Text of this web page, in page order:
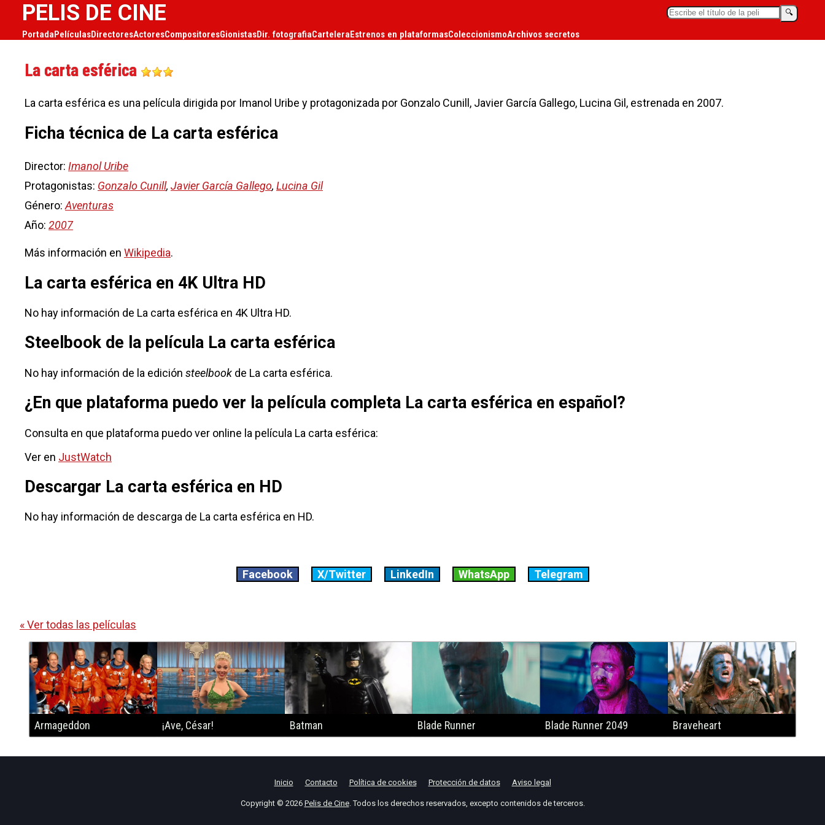
PELIS DE CINE 🔍︎
PortadaPelículasDirectoresActoresCompositoresGionistasDir. fotografiaCarteleraEstrenos en plataformasColeccionismoArchivos secretos
La carta esférica
La carta esférica es una película dirigida por Imanol Uribe y protagonizada por Gonzalo Cunill, Javier García Gallego, Lucina Gil, estrenada en 2007.
Ficha técnica de La carta esférica
Director: Imanol Uribe
Protagonistas: Gonzalo Cunill, Javier García Gallego, Lucina Gil
Género:Aventuras
Año: 2007
Más información en Wikipedia.
La carta esférica en 4K Ultra HD
No hay información de La carta esférica en 4K Ultra HD.
Steelbook de la película La carta esférica
No hay información de la edición steelbook de La carta esférica.
¿En que plataforma puedo ver la película completa La carta esférica en español?
Consulta en que plataforma puedo ver online la película La carta esférica:
Ver en JustWatch
Descargar La carta esférica en HD
No hay información de descarga de La carta esférica en HD.
Facebook X/Twitter LinkedIn WhatsApp Telegram
« Ver todas las películas
Armageddon ¡Ave, César! Batman Blade Runner Blade Runner 2049 Braveheart
Inicio Contacto Política de cookies Protección de datos Aviso legal
Copyright © 2026 Pelis de Cine. Todos los derechos reservados, excepto contenidos de terceros.